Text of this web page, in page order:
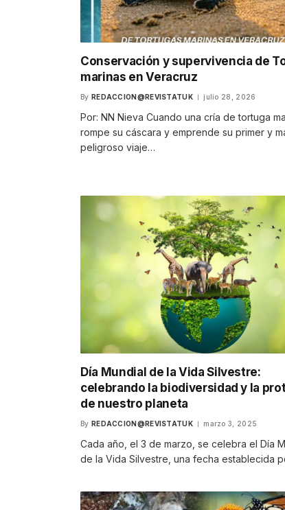
Conservación y supervivencia de
marinas en Veracruz
By REDACCION@REVISTATUK julio 28, 2026
Por: NN Nieva Cuando una cría de tortuga
rompe su cáscara y emprende su primer y
peligroso viaje…
Día Mundial de la Vida Silvestre:
celebrando la biodiversidad y la
de nuestro planeta
By REDACCION@REVISTATUK marzo 3, 2025
Cada año, el 3 de marzo, se celebra el Día
de la Vida Silvestre, una fecha establecida